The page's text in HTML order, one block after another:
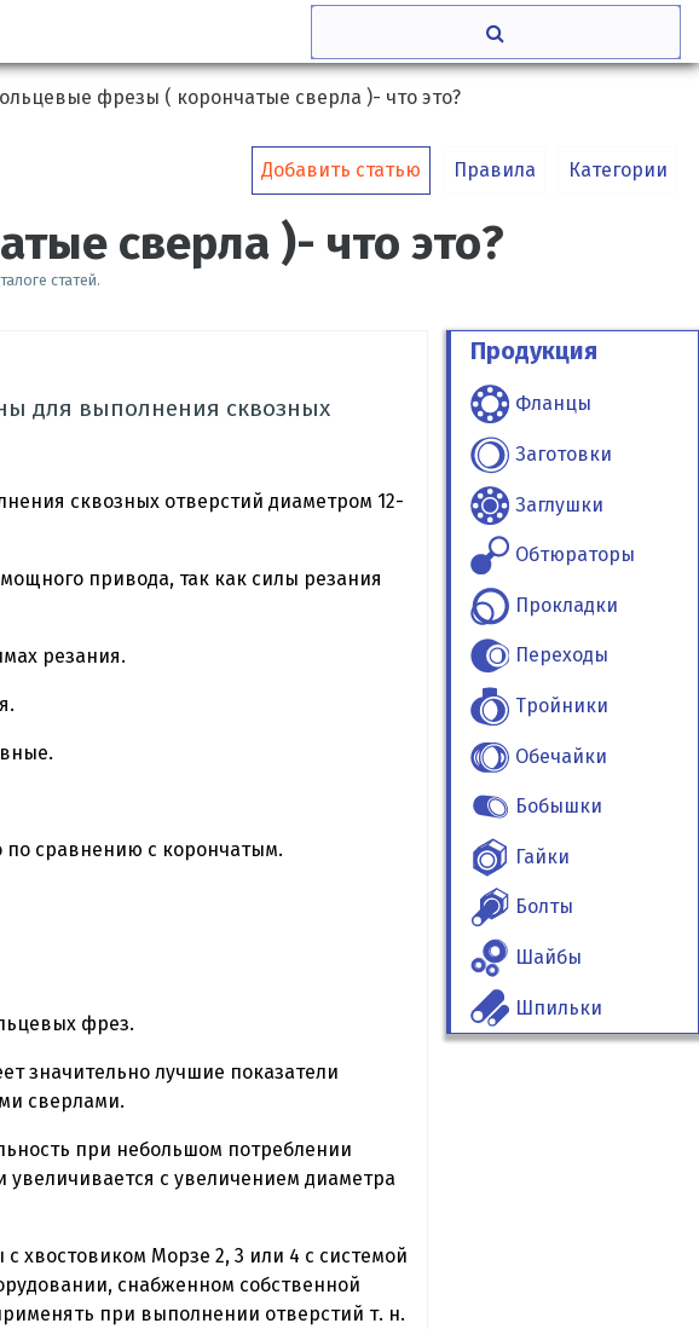
фрезы ( корончатые сверла )- что это?
Добавить статью Правила Категории
сверла )- что это?
статей.
для выполнения сквозных
сквозных отверстий диаметром 12-
привода, так как силы резания
резания.
по сравнению с корончатым.
фрез.
значительно лучшие показатели
сверлами.
при небольшом потреблении
с увеличением диаметра
хвостовиком Морзе 2, 3 или 4 с системой
снабженном собственной
при выполнении отверстий т. н.
Продукция
Фланцы
Заготовки
Заглушки
Обтюраторы
Прокладки
Переходы
Тройники
Обечайки
Бобышки
Гайки
Болты
Шайбы
Шпильки